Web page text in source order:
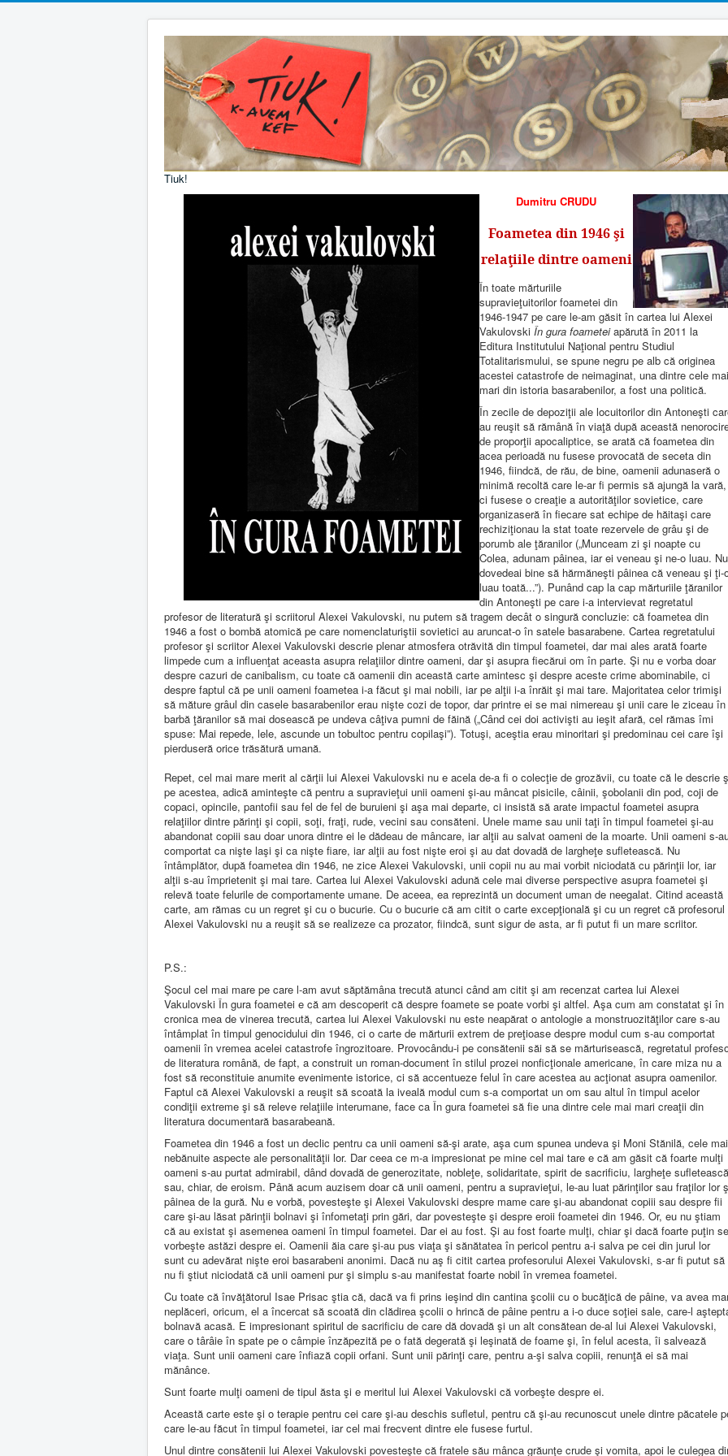
Tiuk!
Dumitru CRUDU
Foametea din 1946 şi
relaţiile dintre oameni
În toate mărturiile
supravieţuitorilor foametei din
1946-1947 pe care le-am găsit în cartea lui Alexei
Vakulovski În gura foameteiapărută în 2011 la
Editura Institutului Naţional pentru Studiul
Totalitarismului, se spune negru pe alb că originea
acestei catastrofe de neimaginat, una dintre cele mai
mari din istoria basarabenilor, a fost una politică.
În zecile de depoziţii ale locuitorilor din Antoneşti
au reuşit să rămână în viaţă după această
de proporţii apocaliptice, se arată că foametea din
acea perioadă nu fusese provocată de seceta din
1946, fiindcă, de rău, de bine, oamenii adunaseră o
minimă recoltă care le-ar fi permis să ajungă la vară,
ci fusese o creaţie a autorităţilor sovietice, care
organizaseră în fiecare sat echipe de hăitaşi care
rechiziţionau la stat toate rezervele de grâu şi de
porumb ale ţăranilor („Munceam zi şi noapte cu
Colea, adunam pâinea, iar ei veneau şi ne-o luau. Nu
dovedeai bine să hărmăneşti pâinea că veneau şi ţi-
luau toată...”). Punând cap la cap mărturiile ţăranilor
din Antoneşti pe care i-a intervievat regretatul
profesor de literatură şi scriitorul Alexei Vakulovski, nu putem să tragem decât o singură concluzie: că foametea din
1946 a fost o bombă atomică pe care nomenclaturiştii sovietici au aruncat-o în satele basarabene. Cartea regretatului
profesor şi scriitor Alexei Vakulovski descrie plenar atmosfera otrăvită din timpul foametei, dar mai ales arată foarte
limpede cum a influenţat aceasta asupra relaţiilor dintre oameni, dar şi asupra fiecărui om în parte. Şi nu e vorba doar
despre cazuri de canibalism, cu toate că oamenii din această carte amintesc şi despre aceste crime abominabile, ci
despre faptul că pe unii oameni foametea i-a făcut şi mai nobili, iar pe alţii i-a înrăit şi mai tare. Majoritatea celor trimişi
să măture grâul din casele basarabenilor erau nişte cozi de topor, dar printre ei se mai nimereau şi unii care le ziceau în
barbă ţăranilor să mai dosească pe undeva câţiva pumni de făină („Când cei doi activişti au ieşit afară, cel rămas îmi
spuse: Mai repede, lele, ascunde un tobultoc pentru copilaşi”). Totuşi, aceştia erau minoritari şi predominau cei care îşi
pierduseră orice trăsătură umană.
Repet, cel mai mare merit al cărţii lui Alexei Vakulovski nu e acela de-a fi o colecţie de grozăvii, cu toate că le descrie
pe acestea, adică aminteşte că pentru a supravieţui unii oameni şi-au mâncat pisicile, câinii, şobolanii din pod, coji de
copaci, opincile, pantofii sau fel de fel de buruieni şi aşa mai departe, ci insistă să arate impactul foametei asupra
relaţiilor dintre părinţi şi copii, soţi, fraţi, rude, vecini sau consăteni. Unele mame sau unii taţi în timpul foametei şi-au
abandonat copiii sau doar unora dintre ei le dădeau de mâncare, iar alţii au salvat oameni de la moarte. Unii oameni s-
comportat ca nişte laşi şi ca nişte fiare, iar alţii au fost nişte eroi şi au dat dovadă de largheţe sufletească. Nu
întâmplător, după foametea din 1946, ne zice Alexei Vakulovski, unii copii nu au mai vorbit niciodată cu părinţii lor, iar
alţii s-au împrietenit şi mai tare. Cartea lui Alexei Vakulovski adună cele mai diverse perspective asupra foametei şi
relevă toate felurile de comportamente umane. De aceea, ea reprezintă un document uman de neegalat. Citind această
carte, am rămas cu un regret şi cu o bucurie. Cu o bucurie că am citit o carte excepţională şi cu un regret că profesorul
Alexei Vakulovski nu a reuşit să se realizeze ca prozator, fiindcă, sunt sigur de asta, ar fi putut fi un mare scriitor.
P.S.:
Şocul cel mai mare pe care l-am avut săptămâna trecută atunci când am citit şi am recenzat cartea lui Alexei
Vakulovski În gura foametei e că am descoperit că despre foamete se poate vorbi şi altfel. Aşa cum am constatat şi în
cronica mea de vinerea trecută, cartea lui Alexei Vakulovski nu este neapărat o antologie a monstruozităţilor care s-au
întâmplat în timpul genocidului din 1946, ci o carte de mărturii extrem de preţioase despre modul cum s-au comportat
oamenii în vremea acelei catastrofe îngrozitoare. Provocându-i pe consătenii săi să se mărturisească, regretatul
de literatura română, de fapt, a construit un roman-document în stilul prozei nonficţionale americane, în care miza nu a
fost să reconstituie anumite evenimente istorice, ci să accentueze felul în care acestea au acţionat asupra oamenilor.
Faptul că Alexei Vakulovski a reuşit să scoată la iveală modul cum s-a comportat un om sau altul în timpul acelor
condiţii extreme şi să releve relaţiile interumane, face ca În gura foametei să fie una dintre cele mai mari creaţii din
literatura documentară basarabeană.
Foametea din 1946 a fost un declic pentru ca unii oameni să-şi arate, aşa cum spunea undeva şi Moni Stănilă, cele mai
nebănuite aspecte ale personalităţii lor. Dar ceea ce m-a impresionat pe mine cel mai tare e că am găsit că foarte mulţi
oameni s-au purtat admirabil, dând dovadă de generozitate, nobleţe, solidaritate, spirit de sacrificiu, largheţe sufletească
sau, chiar, de eroism. Până acum auzisem doar că unii oameni, pentru a supravieţui, le-au luat părinţilor sau fraţilor lor
pâinea de la gură. Nu e vorbă, povesteşte şi Alexei Vakulovski despre mame care şi-au abandonat copiii sau despre fii
care şi-au lăsat părinţii bolnavi şi înfometaţi prin gări, dar povesteşte şi despre eroii foametei din 1946. Or, eu nu ştiam
că au existat şi asemenea oameni în timpul foametei. Dar ei au fost. Şi au fost foarte mulţi, chiar şi dacă foarte puţin se
vorbeşte astăzi despre ei. Oamenii ăia care şi-au pus viaţa şi sănătatea în pericol pentru a-i salva pe cei din jurul lor
sunt cu adevărat nişte eroi basarabeni anonimi. Dacă nu aş fi citit cartea profesorului Alexei Vakulovski, s-ar fi putut să
nu fi ştiut niciodată că unii oameni pur şi simplu s-au manifestat foarte nobil în vremea foametei.
Cu toate că învăţătorul Isae Prisac ştia că, dacă va fi prins ieşind din cantina şcolii cu o bucăţică de pâine, va avea
neplăceri, oricum, el a încercat să scoată din clădirea şcolii o hrincă de pâine pentru a i-o duce soţiei sale, care-l
bolnavă acasă. E impresionant spiritul de sacrificiu de care dă dovadă şi un alt consătean de-al lui Alexei Vakulovski,
care o târâie în spate pe o câmpie înzăpezită pe o fată degerată şi leşinată de foame şi, în felul acesta, îi salvează
viaţa. Sunt unii oameni care înfiază copii orfani. Sunt unii părinţi care, pentru a-şi salva copiii, renunţă ei să mai
mănânce.
Sunt foarte mulţi oameni de tipul ăsta şi e meritul lui Alexei Vakulovski că vorbeşte despre ei.
Această carte este şi o terapie pentru cei care şi-au deschis sufletul, pentru că şi-au recunoscut unele dintre păcatele
care le-au făcut în timpul foametei, iar cel mai frecvent dintre ele fusese furtul.
Unul dintre consătenii lui Alexei Vakulovski povesteşte că fratele său mânca grăunţe crude şi vomita, apoi le culegea